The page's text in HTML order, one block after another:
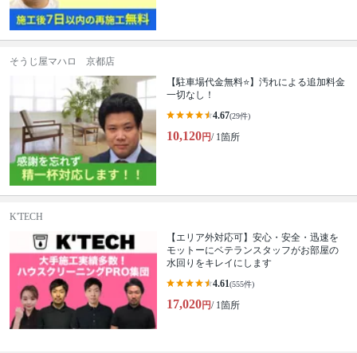
そうじ屋マハロ 京都店
【駐車場代金無料⭐️】汚れによる追加料金
一切なし！
4.67(29件)
10,120円/ 1箇所
K'TECH
【エリア外対応可】安心・安全・迅速を
モットーにベテランスタッフがお部屋の
水回りをキレイにします
4.61(555件)
17,020円/ 1箇所